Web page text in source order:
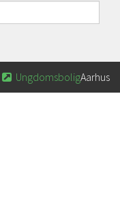
 UngdomsboligAarhus